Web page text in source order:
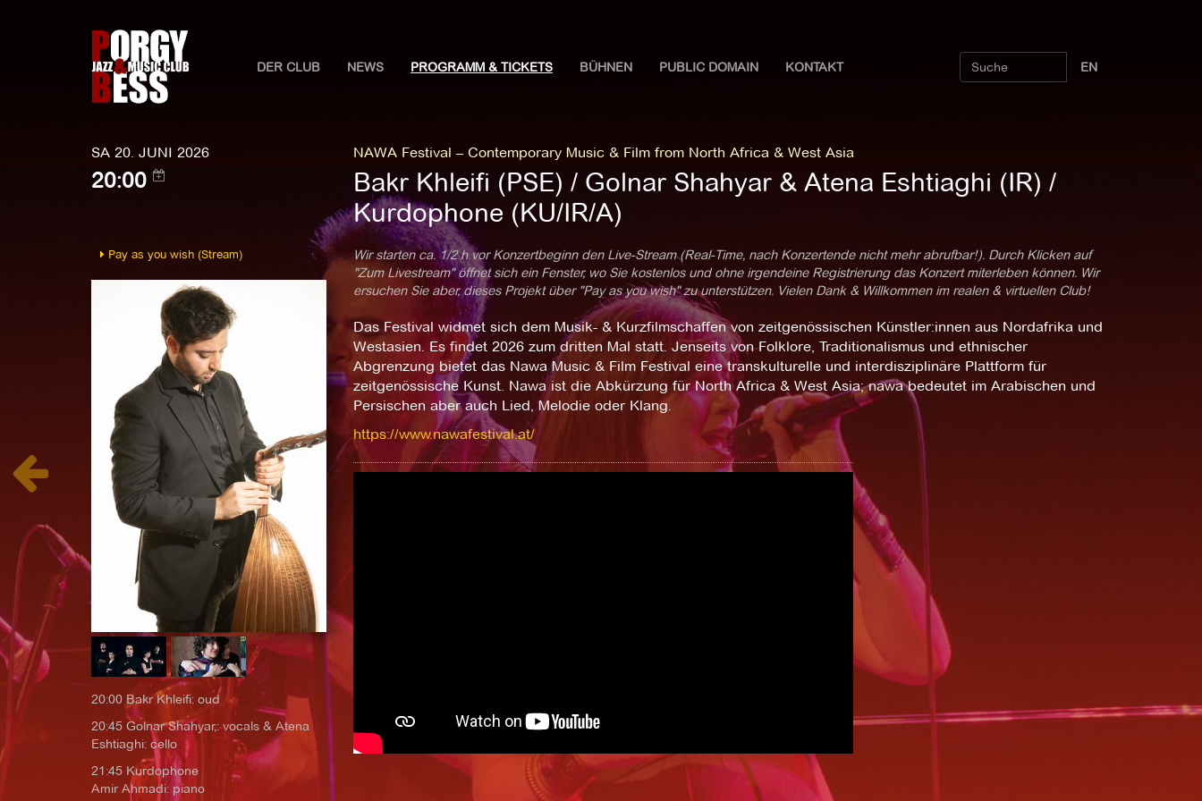
DER CLUB NEWS PROGRAMM & TICKETS BÜHNEN PUBLIC DOMAIN KONTAKT EN
SA 20. JUNI 2026
20:00
NAWA Festival – Contemporary Music & Film from North Africa & West Asia
Bakr Khleifi (PSE) / Golnar Shahyar & Atena Eshtiaghi (IR) /
Kurdophone (KU/IR/A)
Pay as you wish (Stream)
20:00 Bakr Khleifi: oud
20:45 Golnar Shahyar,: vocals & Atena
Eshtiaghi: cello
21:45 Kurdophone
Amir Ahmadi: piano
Wir starten ca. 1/2 h vor Konzertbeginn den Live-Stream (Real-Time, nach Konzertende nicht mehr abrufbar!). Durch Klicken auf
"Zum Livestream" öffnet sich ein Fenster, wo Sie kostenlos und ohne irgendeine Registrierung das Konzert miterleben können. Wir
ersuchen Sie aber, dieses Projekt über "Pay as you wish" zu unterstützen. Vielen Dank & Willkommen im realen & virtuellen Club!
Das Festival widmet sich dem Musik- & Kurzfilmschaffen von zeitgenössischen Künstler:innen aus Nordafrika und
Westasien. Es findet 2026 zum dritten Mal statt. Jenseits von Folklore, Traditionalismus und ethnischer
Abgrenzung bietet das Nawa Music & Film Festival eine transkulturelle und interdisziplinäre Plattform für
zeitgenössische Kunst. Nawa ist die Abkürzung für North Africa & West Asia; nawa bedeutet im Arabischen und
Persischen aber auch Lied, Melodie oder Klang.
https://www.nawafestival.at/